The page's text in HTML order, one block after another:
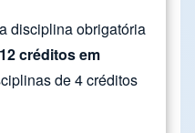
disciplina obrigatória
créditos em
de 4 créditos